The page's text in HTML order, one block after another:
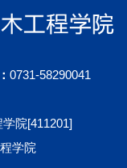
0731-58290041
院[411201]
学院